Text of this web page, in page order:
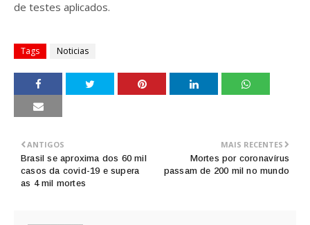
de testes aplicados.
Tags Noticias
MAIS RECENTES
Mortes por coronavírus
passam de 200 mil no mundo
ANTIGOS
Brasil se aproxima dos 60 mil
casos da covid-19 e supera
as 4 mil mortes